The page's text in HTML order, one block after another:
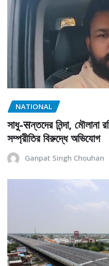
NATIONAL
সাধু-सন্তদের নিন্দা, মৌলানা
সম্প্রীতির বিরুদ্ধে অভিযোগ
Ganpat Singh Chouhan